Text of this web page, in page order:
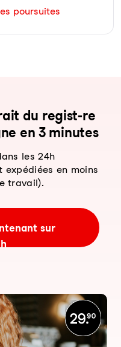
poursuites
du re­gist-re
en 3 mi­nu­tes
les 24h
expédiées en moins
travail).
sur